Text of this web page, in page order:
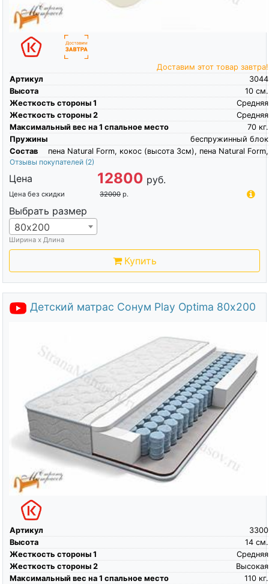
Доставим этот товар завтра!
Артикул
3044
Высота
см.
10
Жесткость стороны 1
Средняя
Жесткость стороны 2
Средняя
Максимальный вес на 1 спальное место
кг.
70
Пружины
беспружинный блок
Состав
пена Natural Form, кокос (высота 3см), пена Natural Form,
Отзывы покупателей (2)
Цена 12800 руб.
Цена без скидки 32000 р.
Выбрать размер
80х200
Ширина х Длина
Купить
Детский матрас Сонум Play Optima 80х200
Артикул
3300
Высота
см.
14
Жесткость стороны 1
Средняя
Жесткость стороны 2
Высокая
Максимальный вес на 1 спальное место
кг.
110